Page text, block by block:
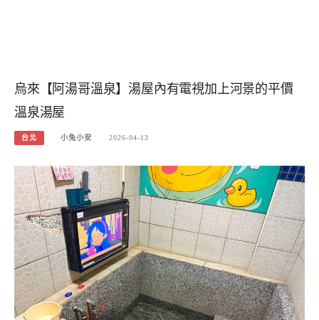
烏來【阿湯哥溫泉】湯屋內有電視加上河景的平價
溫泉湯屋
台北 小兔小安 2026-04-13